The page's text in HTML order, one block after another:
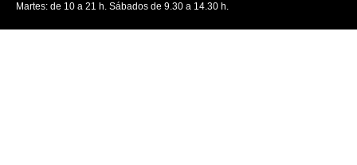
Martes: de 10 a 21 h. Sábados de 9.30 a 14.30 h.